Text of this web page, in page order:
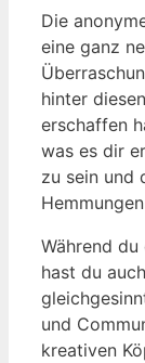
Die
eine ganz
hinter
erschaffen
was es dir
zu sein und
Während
hast du
und
kreativen